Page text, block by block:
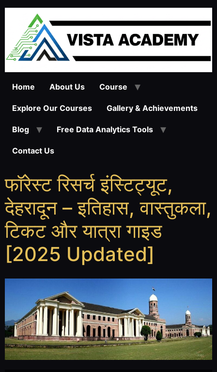
Home About Us Course
Explore Our Courses Gallery & Achievements
Blog Free Data Analytics Tools
Contact Us
फॉरेस्ट रिसर्च इंस्टिट्यूट,
देहरादून – इतिहास, वास्तुकला,
टिकट और यात्रा गाइड
[2025 Updated]